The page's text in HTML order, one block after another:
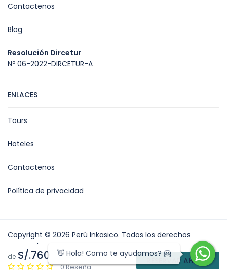
de S/.760
0 Reseña
RESERVAR AHORA
Contactenos
Blog
Resolución Dircetur
Nº 06-2022-DIRCETUR-A
ENLACES
Tours
Hoteles
Contactenos
Política de privacidad
Copyright © 2026 Perú Inkasico. Todos los derechos
reservados.
Powered by Jhonatan Acuña
👋 Hola! Como te ayudamos? 🤗